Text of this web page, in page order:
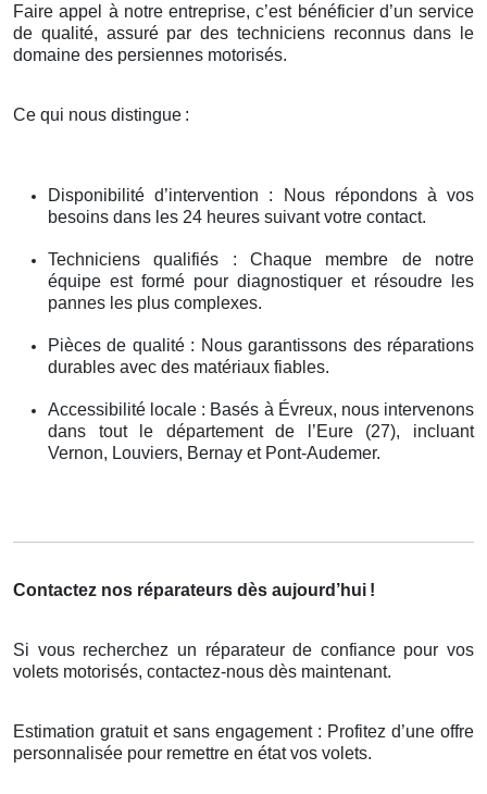
Faire appel à notre entreprise, c’est bénéficier d’un service
de qualité, assuré par des techniciens reconnus dans le
domaine des persiennes motorisés.
Ce qui nous distingue :
Disponibilité d’intervention : Nous répondons à vos
besoins dans les 24 heures suivant votre contact.
Techniciens qualifiés : Chaque membre de notre
équipe est formé pour diagnostiquer et résoudre les
pannes les plus complexes.
Pièces de qualité : Nous garantissons des réparations
durables avec des matériaux fiables.
Accessibilité locale : Basés à Évreux, nous intervenons
dans tout le département de l’Eure (27), incluant
Vernon, Louviers, Bernay et Pont-Audemer.
Contactez nos réparateurs dès aujourd’hui !
Si vous recherchez un réparateur de confiance pour vos
volets motorisés, contactez-nous dès maintenant.
Estimation gratuit et sans engagement : Profitez d’une offre
personnalisée pour remettre en état vos volets.